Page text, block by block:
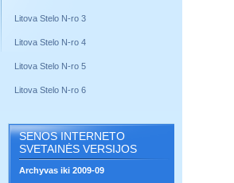
Litova Stelo N-ro 3
Litova Stelo N-ro 4
Litova Stelo N-ro 5
Litova Stelo N-ro 6
SENOS INTERNETO
SVETAINĖS VERSIJOS
Archyvas iki 2009-09